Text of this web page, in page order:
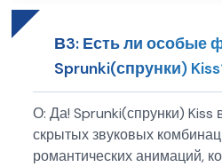
В3: Есть ли особые
Sprunki(спрунки)
О: Да! Sprunki(спрунки) Kiss
скрытых звуковых
романтических анимаций,